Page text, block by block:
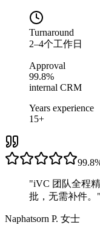
Turnaround
2–4个工作日
Approval
99.8%
internal CRM
Years experience
15+
"iVC 团队全程
批，无需补件。 "
Naphatsorn P. 女士